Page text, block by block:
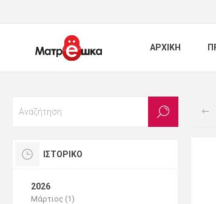
ΑΡΧΙΚΗ
ΙΣΤΟΡΙΚΌ
2026
Μάρτιος (1)